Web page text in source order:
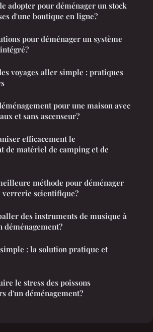
adopter pour déménager un stock
d'une boutique en ligne?
pour déménager un système
voyages aller simple : pratiques
pour une maison avec
et sans ascenseur?
efficacement le
de matériel de camping et de
méthode pour déménager
verrerie scientifique?
des instruments de musique à
déménagement?
: la solution pratique et
le stress des poissons
d'un déménagement?